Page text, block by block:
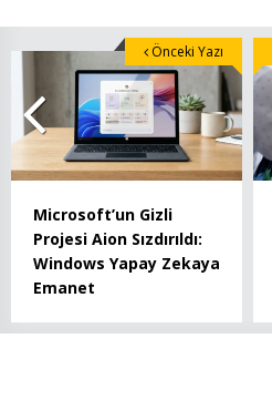
Microsoft’un Gizli
Projesi Aion Sızdırıldı:
Windows Yapay Zekaya
Emanet
Önceki Yazı